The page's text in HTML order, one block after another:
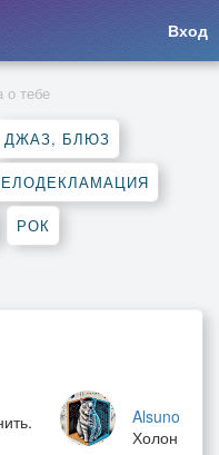
Вход
о тебе
ДЖАЗ, БЛЮЗ
РОК
Alsuno
Холон